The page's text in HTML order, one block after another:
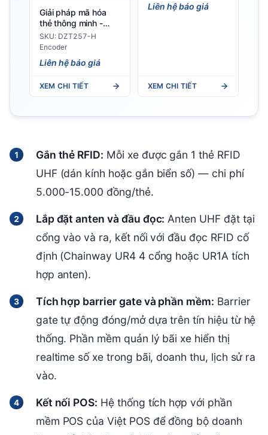
Giải pháp mã hóa
thẻ thông minh -
DZT257-H Encoder
SKU: DZT257-H
Encoder
Liên hệ báo giá
XEM CHI TIẾT
Liên hệ báo giá
XEM CHI TIẾT
Gắn thẻ RFID: Mỗi xe được gắn 1 thẻ RFID
UHF (dán kính hoặc gắn biển số) — chi phí
5.000-15.000 đồng/thẻ.
Lắp đặt anten và đầu đọc: Anten UHF đặt tại
cổng vào và ra, kết nối với đầu đọc RFID cố
định (Chainway UR4 4 cổng hoặc UR1A tích
hợp anten).
Tích hợp barrier gate và phần mềm: Barrier
gate tự động đóng/mở dựa trên tín hiệu từ hệ
thống. Phần mềm quản lý bãi xe hiển thị
realtime số xe trong bãi, doanh thu, lịch sử ra
vào.
Kết nối POS: Hệ thống tích hợp với phần
mềm POS của Việt POS để đồng bộ doanh